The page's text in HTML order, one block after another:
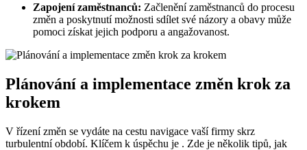
Zapojení zaměstnanců: Začlenění zaměstnanců do procesu
změn a poskytnutí možnosti sdílet své názory a obavy může
pomoci získat jejich podporu a angažovanost.
Plánování a implementace změn krok za
krokem
V řízení změn se vydáte na cestu navigace vaší firmy skrz
turbulentní období. Klíčem k úspěchu je . Zde je několik tipů, jak